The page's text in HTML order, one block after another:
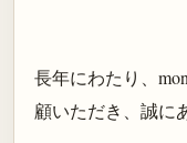
長年にわたり、
顧いただき、誠に